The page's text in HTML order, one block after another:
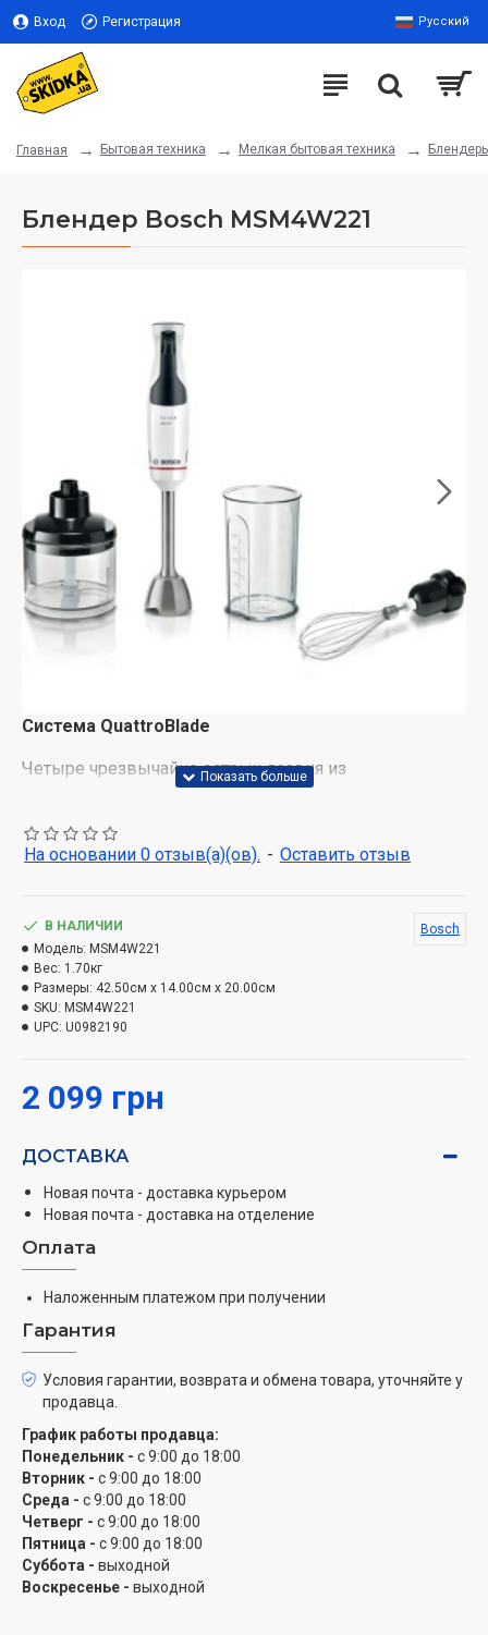
Вход Регистрация Русский
Главная Бытовая техника Мелкая бытовая техника
Блендер Bosch MSM4W221
Система QuattroBlade
Четыре чрезвычайно острых лезвия из
нержавеющей стали обеспечивают отличные
результаты измельчения, гладкую консистенцию и
легкое смешивание даже твердых ингредиентов.
Муфта ручного блендера сделана из технической
керамики. От того керамический коннектор очень
крепкий.
Надежная производительность
мощность двигателя передается системе лопастей
без износа – для надежной работы смешивания в
течение всего срока службы.
Изменяйте аксессуары одним щелчком
ножку. Чтобы установить другой аксессуар, просто
Очистка ножки без дополнительных усилий
Беспроблемная очистка занимает всего несколько
секунд. После завершения смешивания снимите
ножку для смешивания одним простым щелчком.
Теперь вы можете быстро и легко очистить ее под
проточной водой или посудомоечной машиной.
Bosch – немецкие стандарты качества
Блендеры Bosch разработаны профессиональными
немецкими инженерами, которые известны
На основании 0 отзыв(а)(ов). - Оставить отзыв
2 099 грн
В НАЛИЧИИ
Модель: MSM4W221
Вес: 1.70кг
Размеры: 42.50см x 14.00см x 20.00см
SKU: MSM4W221
UPC: U0982190
Bosch
ДОСТАВКА
Новая почта - доставка курьером
Новая почта - доставка на отделение
Оплата
Наложенным платежом при получении
Гарантия
Условия гарантии, возврата и обмена товара, уточняйте у
продавца.
График работы продавца:
Понедельник - с 9:00 до 18:00
Вторник - с 9:00 до 18:00
Среда - с 9:00 до 18:00
Четверг - с 9:00 до 18:00
Пятница - с 9:00 до 18:00
Суббота - выходной
Воскресенье - выходной